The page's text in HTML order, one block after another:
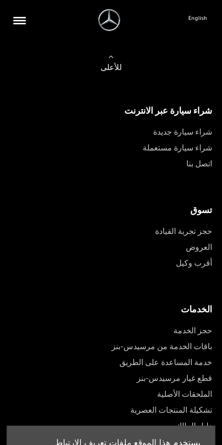
يستخدم هذا الموقع ملفات تعريف الارتباط
English
للأعلى
شراء سيارة عبر الانترنت
شراء سيارة جديدة
شراء سيارة مستعملة
اتصل بنا
تسوق
حجز تجربة القيادة
العروض
أقرب وكيل
الخدمات
حجز الخدمة
باقات الخدمة من مرسيدس-بنز
خدمة المساعدة على الطريق
قطع غيار مرسيدس-بنز
الملحقات الأصلية
تشكيلة المنتجات العصرية
دليل المالك